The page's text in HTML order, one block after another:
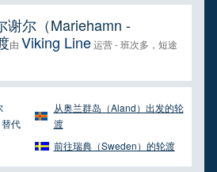
尔（Mariehamn -
由 Viking Line运营 - 班次多，短途
代
从奥兰群岛（Aland）出发的轮
渡
前往瑞典（Sweden）的轮渡